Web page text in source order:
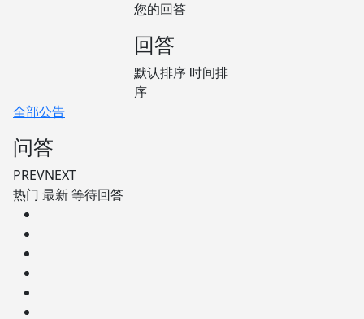
您的回答
回答
默认排序 时间排
序
全部公告
问答
PREVNEXT
热门 最新等待回答